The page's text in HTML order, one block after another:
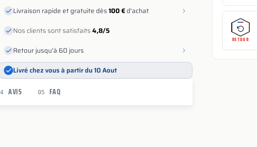
Livraison rapide et gratuite dès100 €d'achat
Nos clients sont satisfaits4,8/5
Retour jusqu'à 60 jours
Livré chez vous à partir du 10 Aout
AVIS 05 FAQ
RETOUR